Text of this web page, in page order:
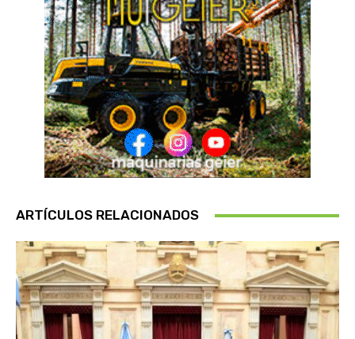
ARTÍCULOS RELACIONADOS